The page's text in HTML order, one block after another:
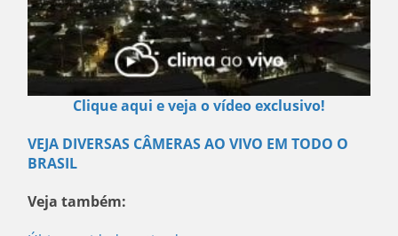
Clique aqui e veja o vídeo exclusivo!
VEJA DIVERSAS CÂMERAS AO VIVO EM TODO O
BRASIL
Veja também: